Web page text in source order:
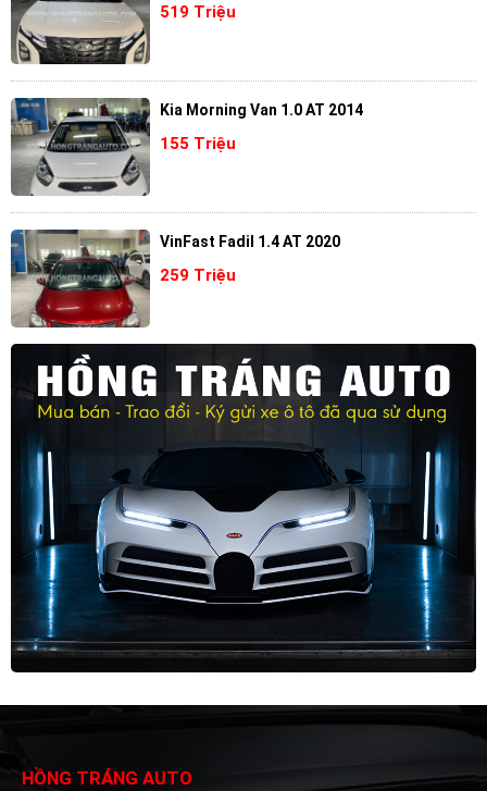
519 Triệu
Kia Morning Van 1.0 AT 2014
155 Triệu
VinFast Fadil 1.4 AT 2020
259 Triệu
HỒNG TRÁNG AUTO